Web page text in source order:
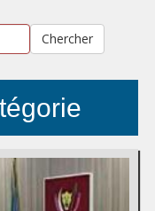
Chercher